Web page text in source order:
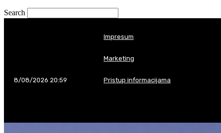
your password
Search
8/08/2026 20:59
Impresum
Marketing
Pristup informacijama